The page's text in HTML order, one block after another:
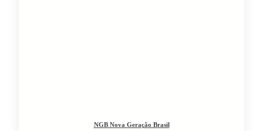
NGB Nova Geração Brasil